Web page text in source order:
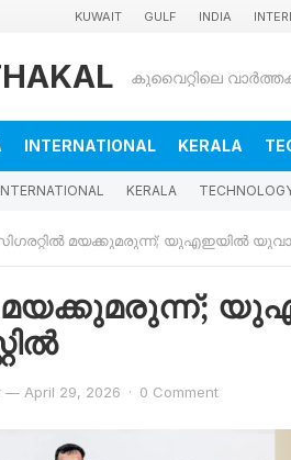
KUWAIT GULF INDIA
INTERNATIONAL KERALA
KERALA
മയക്കുമരുന്ന്​; യുഎഇയിൽ
മയക്കുമരുന്ന്​;
— April 29, 2026 · 0 Comment